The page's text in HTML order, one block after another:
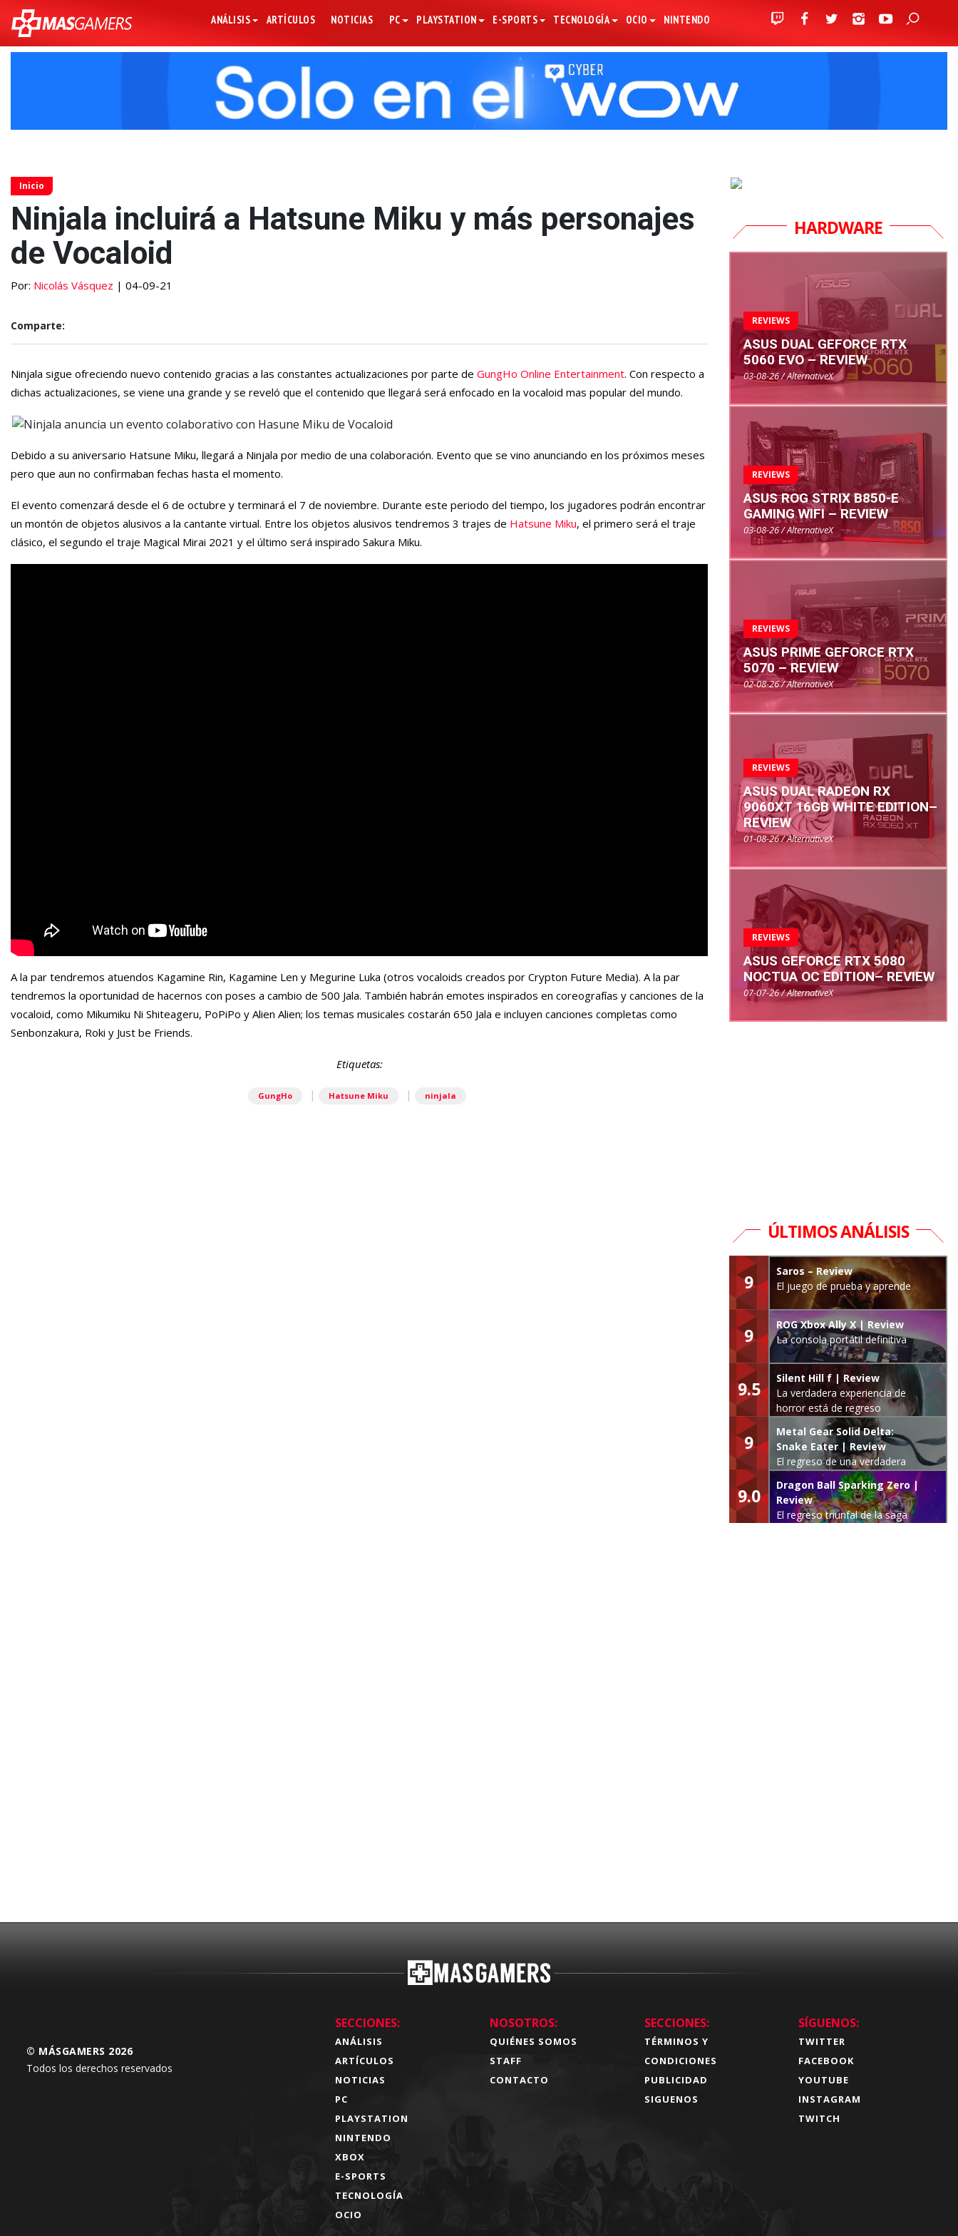
ANÁLISIS ARTÍCULOS NOTICIAS PC PLAYSTATION E-SPORTS TECNOLOGÍA OCIO NINTENDO
Inicio
Ninjala incluirá a Hatsune Miku y más personajes
de Vocaloid
Por: Nicolás Vásquez | 04-09-21
Comparte:
Ninjala sigue ofreciendo nuevo contenido gracias a las constantes actualizaciones por parte de GungHo Online Entertainment. Con respecto a
dichas actualizaciones, se viene una grande y se reveló que el contenido que llegará será enfocado en la vocaloid mas popular del mundo.
Debido a su aniversario Hatsune Miku, llegará a Ninjala por medio de una colaboración. Evento que se vino anunciando en los próximos meses
pero que aun no confirmaban fechas hasta el momento.
El evento comenzará desde el 6 de octubre y terminará el 7 de noviembre. Durante este periodo del tiempo, los jugadores podrán encontrar
un montón de objetos alusivos a la cantante virtual. Entre los objetos alusivos tendremos 3 trajes de Hatsune Miku, el primero será el traje
clásico, el segundo el traje Magical Mirai 2021 y el último será inspirado Sakura Miku.
A la par tendremos atuendos Kagamine Rin, Kagamine Len y Megurine Luka (otros vocaloids creados por Crypton Future Media). A la par
tendremos la oportunidad de hacernos con poses a cambio de 500 Jala. También habrán emotes inspirados en coreografías y canciones de la
vocaloid, como Mikumiku Ni Shiteageru, PoPiPo y Alien Alien; los temas musicales costarán 650 Jala e incluyen canciones completas como
Senbonzakura, Roki y Just be Friends.
Etiquetas:
GungHo | Hatsune Miku | ninjala
HARDWARE
REVIEWS
ASUS DUAL GEFORCE RTX
5060 EVO – REVIEW
03-08-26 / AlternativeX
REVIEWS
ASUS ROG STRIX B850-E
GAMING WIFI – REVIEW
03-08-26 / AlternativeX
REVIEWS
ASUS PRIME GEFORCE RTX
5070 – REVIEW
02-08-26 / AlternativeX
REVIEWS
ASUS DUAL RADEON RX
9060XT 16GB WHITE EDITION–
REVIEW
01-08-26 / AlternativeX
REVIEWS
ASUS GEFORCE RTX 5080
NOCTUA OC EDITION– REVIEW
07-07-26 / AlternativeX
ÚLTIMOS ANÁLISIS
9
Saros – Review
El juego de prueba y aprende
9
ROG Xbox Ally X | Review
La consola portátil definitiva
9.5
Silent Hill f | Review
La verdadera experiencia de
horror está de regreso
9
Metal Gear Solid Delta:
Snake Eater | Review
El regreso de una verdadera
leyenda
9.0
Dragon Ball Sparking Zero |
Review
El regreso triunfal de la saga
© MÁSGAMERS 2026
Todos los derechos reservados
SECCIONES:
ANÁLISIS
ARTÍCULOS
NOTICIAS
PC
PLAYSTATION
NINTENDO
XBOX
E-SPORTS
TECNOLOGÍA
OCIO
NOSOTROS:
QUIÉNES SOMOS
STAFF
CONTACTO
SECCIONES:
TÉRMINOS Y
CONDICIONES
PUBLICIDAD
SIGUENOS
SÍGUENOS:
TWITTER
FACEBOOK
YOUTUBE
INSTAGRAM
TWITCH